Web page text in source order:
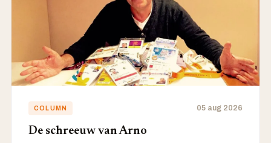
COLUMN 05 aug 2026
De schreeuw van Arno